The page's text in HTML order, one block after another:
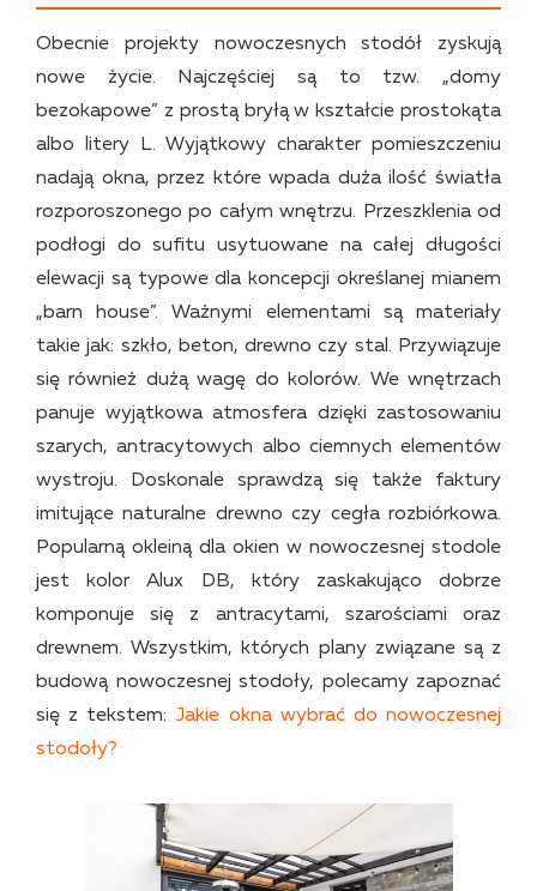
Obecnie projekty nowoczesnych stodół zyskują
nowe życie. Najczęściej są to tzw. „domy
bezokapowe” z prostą bryłą w kształcie prostokąta
albo litery L. Wyjątkowy charakter pomieszczeniu
nadają okna, przez które wpada duża ilość światła
rozporoszonego po całym wnętrzu. Przeszklenia od
podłogi do sufitu usytuowane na całej długości
elewacji są typowe dla koncepcji określanej mianem
„barn house”. Ważnymi elementami są materiały
takie jak: szkło, beton, drewno czy stal. Przywiązuje
się również dużą wagę do kolorów. We wnętrzach
panuje wyjątkowa atmosfera dzięki zastosowaniu
szarych, antracytowych albo ciemnych elementów
wystroju. Doskonale sprawdzą się także faktury
imitujące naturalne drewno czy cegła rozbiórkowa.
Popularną okleiną dla okien w nowoczesnej stodole
jest kolor Alux DB, który zaskakująco dobrze
komponuje się z antracytami, szarościami oraz
drewnem. Wszystkim, których plany związane są z
budową nowoczesnej stodoły, polecamy zapoznać
się z tekstem:Jakie okna wybrać do nowoczesnej
stodoły?